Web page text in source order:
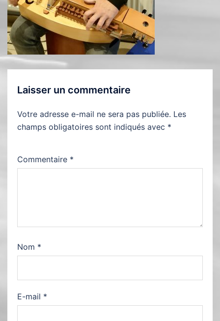
Laisser un commentaire
Votre adresse e-mail ne sera pas publiée. Les
champs obligatoires sont indiqués avec *
Commentaire *
Nom *
E-mail *